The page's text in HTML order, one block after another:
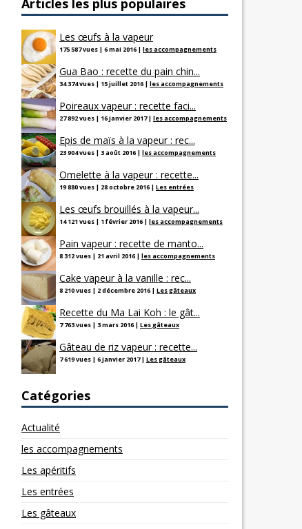
Articles les plus populaires
Les œufs à la vapeur
175 587 vues | 6 mai 2016 | les accompagnements
Gua Bao : recette du pain chin...
34 374 vues | 15 juillet 2016 | les accompagnements
Poireaux vapeur : recette faci...
27 892 vues | 16 janvier 2017| les accompagnements
Epis de maïs à la vapeur : rec...
23 904 vues | 3 août 2016 | les accompagnements
Omelette à la vapeur : recette...
19 880 vues | 28 octobre 2016 | Les entrées
Les œufs brouillés à la vapeur...
14 121 vues | 1 février 2016 | les accompagnements
Pain vapeur : recette de manto...
8 312 vues | 21 avril 2016 | les accompagnements
Cake vapeur à la vanille : rec...
8 210 vues | 2 décembre 2016 | Les gâteaux
Recette du Ma Lai Koh : le gât...
7 763 vues | 3 mars 2016 | Les gâteaux
Gâteau de riz vapeur : recette...
7 619 vues | 6 janvier 2017| Les gâteaux
Catégories
Actualité
les accompagnements
Les apéritifs
Les entrées
Les gâteaux